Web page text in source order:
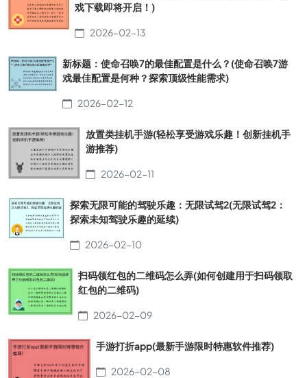
戏下载即将开启！)
2026-02-13
新标题：使命召唤7的最佳配置是什么？(使命召唤7游
戏最佳配置是何种？探索顶级性能需求)
2026-02-12
放置类挂机手游(轻松享受游戏乐趣！创新挂机手
游推荐)
2026-02-11
探索无限可能的驾驶乐趣：无限试驾2(无限试驾2：
探索未知驾驶乐趣的延续)
2026-02-10
扫码领红包的二维码怎么弄(如何创建用于扫码领取
红包的二维码)
2026-02-09
手游打折app(最新手游限时特惠软件推荐)
2026-02-08